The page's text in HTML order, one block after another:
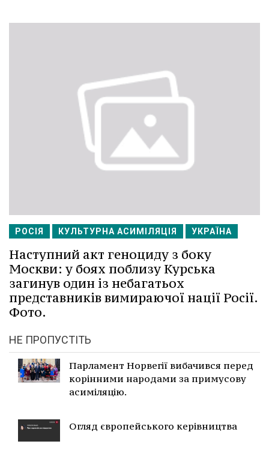
РОСІЯ КУЛЬТУРНА АСИМІЛЯЦІЯ УКРАЇНА
Наступний акт геноциду з боку
Москви: у боях поблизу Курська
загинув один із небагатьох
представників вимираючої нації Росії.
Фото.
НЕ ПРОПУСТІТЬ
Парламент Норвегії вибачився перед
корінними народами за примусову
асиміляцію.
Огляд європейського керівництва